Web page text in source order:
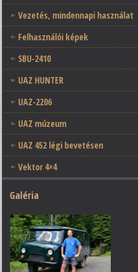
Vezetés, mindennapi használat
Felhasználói képek
SBU-2410
UAZ HUNTER
UAZ-2206
UAZ múzeum
UAZ 452 légi bevetésen
Vektor 4×4
Galéria